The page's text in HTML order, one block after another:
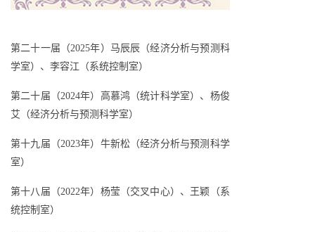
第二十一届（2025年）马辰辰（经济分析与预测科
学室）、李容江（系统控制室）
第二十届（2024年）高慕鸿（统计科学室）、杨俊
艾（经济分析与预测科学室）
第十九届（2023年）牛新松（经济分析与预测科学
室）
第十八届（2022年）杨莹（交叉中心）、王颖（系
统控制室）